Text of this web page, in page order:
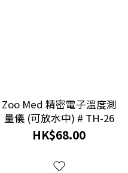
Zoo Med 精密電子溫度測
量儀 (可放水中) # TH-26
HK$68.00